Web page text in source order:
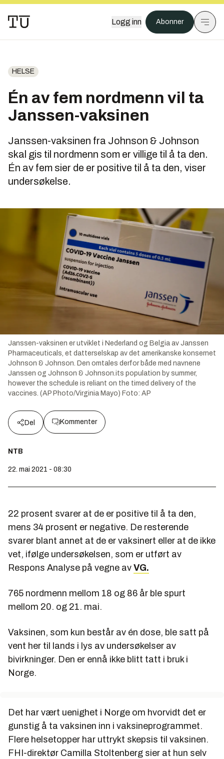
Logg inn Abonner
HELSE
Én av fem nordmenn vil ta
Janssen-vaksinen
Janssen-vaksinen fra Johnson & Johnson
skal gis til nordmenn som er villige til å ta den.
Én av fem sier de er positive til å ta den, viser
undersøkelse.
Janssen-vaksinen er utviklet i Nederland og Belgia av Janssen
Pharmaceuticals, et datterselskap av det amerikanske konsernet
Johnson & Johnson. Den omtales derfor både med navnene
Janssen og Johnson & Johnson.its population by summer,
however the schedule is reliant on the timed delivery of the
vaccines. (AP Photo/Virginia Mayo) Foto: AP
Del Kommenter
NTB
22. mai 2021 - 08:30
22 prosent svarer at de er positive til å ta den,
mens 34 prosent er negative. De resterende
svarer blant annet at de er vaksinert eller at de ikke
vet, ifølge undersøkelsen, som er utført av
Respons Analyse på vegne av VG.
765 nordmenn mellom 18 og 86 år ble spurt
mellom 20. og 21. mai.
Vaksinen, som kun består av én dose, ble satt på
vent her til lands i lys av undersøkelser av
bivirkninger. Den er ennå ikke blitt tatt i bruk i
Norge.
Det har vært uenighet i Norge om hvorvidt det er
gunstig å ta vaksinen inn i vaksineprogrammet.
Flere helsetopper har uttrykt skepsis til vaksinen.
FHI-direktør Camilla Stoltenberg sier at hun selv